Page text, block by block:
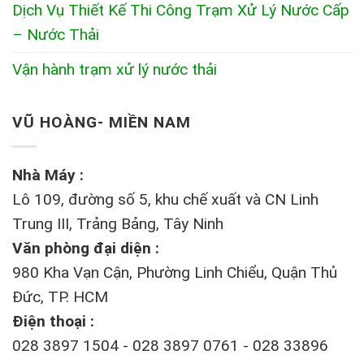
Dịch Vụ Thiết Kế Thi Công Trạm Xử Lý Nước Cấp
– Nước Thải
Vận hành trạm xử lý nước thải
VŨ HOÀNG- MIỀN NAM
Nhà Máy :
Lô 109, đường số 5, khu chế xuất và CN Linh
Trung III, Trảng Bảng, Tây Ninh
Văn phòng đại diện :
980 Kha Vạn Cận, Phường Linh Chiểu, Quận Thủ
Đức, TP. HCM
Điện thoại :
028 3897 1504 - 028 3897 0761 - 028 33896